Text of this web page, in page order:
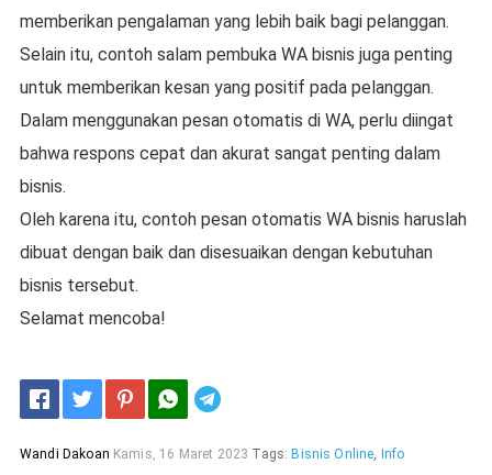
memberikan pengalaman yang lebih baik bagi pelanggan.
Selain itu, contoh salam pembuka WA bisnis juga penting
untuk memberikan kesan yang positif pada pelanggan.
Dalam menggunakan pesan otomatis di WA, perlu diingat
bahwa respons cepat dan akurat sangat penting dalam
bisnis.
Oleh karena itu, contoh pesan otomatis WA bisnis haruslah
dibuat dengan baik dan disesuaikan dengan kebutuhan
bisnis tersebut.
Selamat mencoba!
Wandi Dakoan Kamis, 16 Maret 2023 Tags:Bisnis Online Info